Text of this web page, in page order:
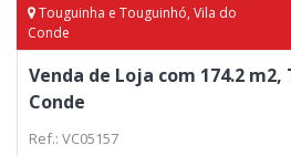
Touguinha e Touguinhó, Vila do
Conde
Venda de Loja com 174.2
Conde
Ref.: VC05157